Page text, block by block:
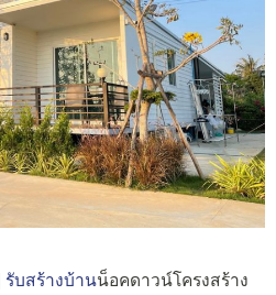
รับสร้างบ้านน็อคดาวน์โครงสร้าง